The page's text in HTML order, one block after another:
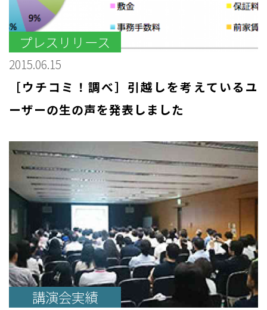
プレスリリース
2015.06.15
［ウチコミ！調べ］引越しを考えているユ
ーザーの生の声を発表しました
講演会実績